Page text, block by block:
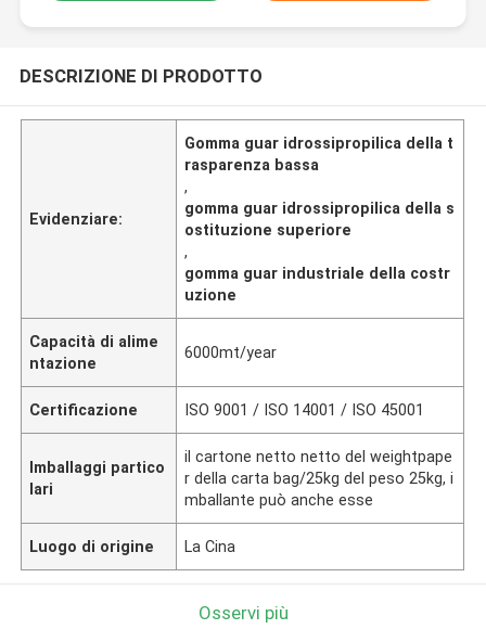
DESCRIZIONE DI PRODOTTO
Evidenziare:
Gomma guar idrossipropilica della t
rasparenza bassa
,
gomma guar idrossipropilica della s
ostituzione superiore
,
gomma guar industriale della costr
uzione
Capacità di alime
ntazione
6000mt/year
Certificazione ISO 9001 / ISO 14001 / ISO 45001
Imballaggi partico
lari
il cartone netto netto del weightpape
r della carta bag/25kg del peso 25kg, i
mballante può anche esse
Luogo di origine La Cina
Osservi più